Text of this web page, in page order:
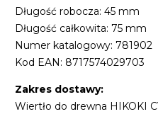
Długość robocza: 45 mm
Długość całkowita: 75 mm
Numer katalogowy: 781902
Kod EAN: 8717574029703
Zakres dostawy:
Wiertło do drewna HIKOKI